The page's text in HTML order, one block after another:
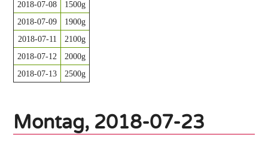
2018-07-08
1500g
2018-07-09
1900g
2018-07-11
2100g
2018-07-12
2000g
2018-07-13
2500g
Montag, 2018-07-23